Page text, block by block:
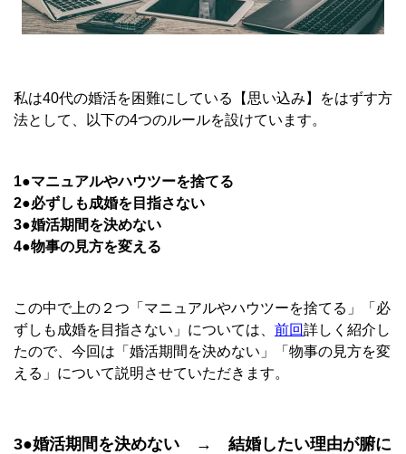
私は40代の婚活を困難にしている【思い込み】をはずす方
法として、以下の4つのルールを設けています。
1●マニュアルやハウツーを捨てる
2●必ずしも成婚を目指さない
3●婚活期間を決めない
4●物事の見方を変える
この中で上の２つ「マニュアルやハウツーを捨てる」「必
ずしも成婚を目指さない」については、 前回詳しく紹介し
たので、今回は「婚活期間を決めない」「物事の見方を変
える」について説明させていただきます。
3●婚活期間を決めない → 結婚したい理由が腑に